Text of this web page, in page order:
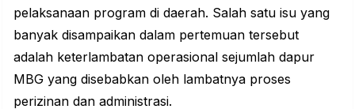
pelaksanaan program di daerah. Salah satu isu yang
banyak disampaikan dalam pertemuan tersebut
adalah keterlambatan operasional sejumlah dapur
MBG yang disebabkan oleh lambatnya proses
perizinan dan administrasi.